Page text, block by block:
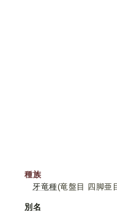
種族
牙竜種(竜盤目 四脚亜
別名